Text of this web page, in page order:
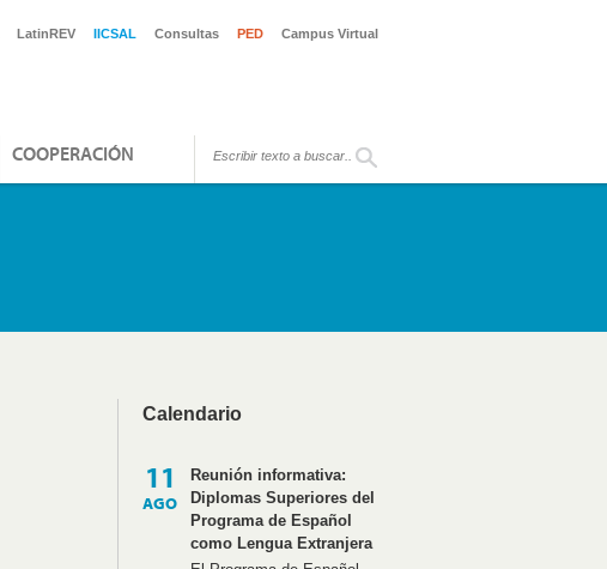
LatinREV IICSAL Consultas PED Campus Virtual
COOPERACIÓN
Calendario
11
AGO
Reunión informativa:
Diplomas Superiores del
Programa de Español
como Lengua Extranjera